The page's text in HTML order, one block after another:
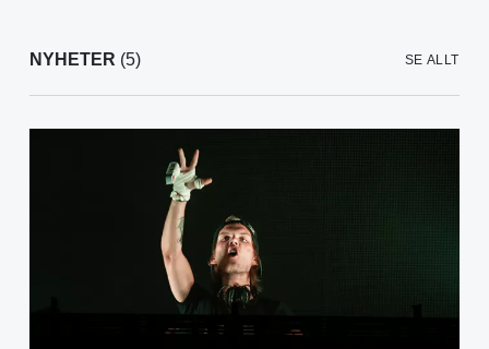
NYHETER (5) SE ALLT